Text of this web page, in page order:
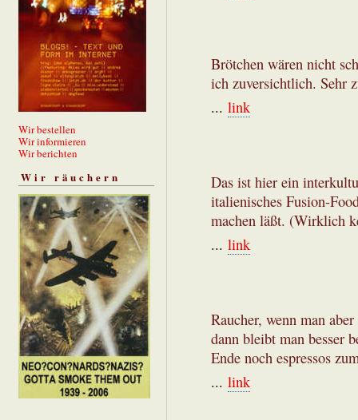
Wir bestellen
Wir informieren
Wir berichten
Wir räuchern
Brötchen wären nicht
ich zuversichtlich. Sehr
... link
Das ist hier ein
italienisches Fusion-
machen läßt. (Wirklich
... link
Raucher, wenn man
dann bleibt man besser
Ende noch espressos
... link